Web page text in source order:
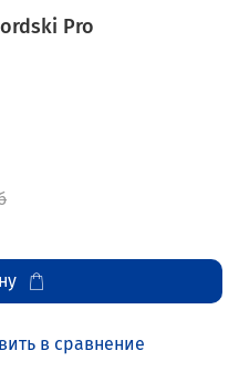
Pro
в сравнение